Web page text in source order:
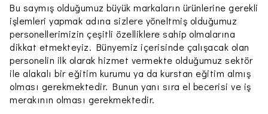
Bu saymış olduğumuz büyük markaların ürünlerine gerekli
işlemleri yapmak adına sizlere yöneltmiş olduğumuz
personellerimizin çeşitli özelliklere sahip olmalarına
dikkat etmekteyiz. Bünyemiz içerisinde çalışacak olan
personelin ilk olarak hizmet vermekte olduğumuz sektör
ile alakalı bir eğitim kurumu ya da kurstan eğitim almış
olması gerekmektedir. Bunun yanı sıra el becerisi ve iş
merakının olması gerekmektedir.